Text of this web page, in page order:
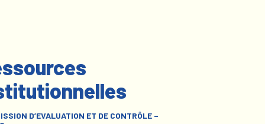
D’EVALUATION ET DE CONTRÔLE –